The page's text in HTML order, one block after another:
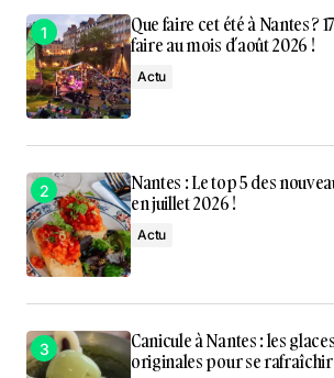
Que faire cet été à Nantes ?
faire au mois d’août 2026 !
Actu
Nantes : Le top 5 des
en juillet 2026 !
Actu
Canicule à Nantes : les
originales pour se rafraîchir